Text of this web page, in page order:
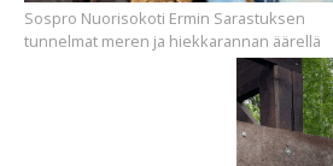
Sospro Nuorisokoti Ermin Sarastuksen
tunnelmat meren ja hiekkarannan äärellä